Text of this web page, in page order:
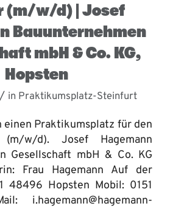
(m/w/d) | Josef
Bauunternehmen
mbH & Co. KG,
Hopsten
/ in Praktikumsplatz-Steinfurt
einen Praktikumsplatz für den
w/d). Josef Hagemann
Gesellschaft mbH & Co. KG
Frau Hagemann Auf der
48496 Hopsten Mobil: 0151
i.hagemann@hagemann-